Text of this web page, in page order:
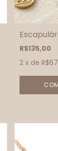
R$135,00
2 x de